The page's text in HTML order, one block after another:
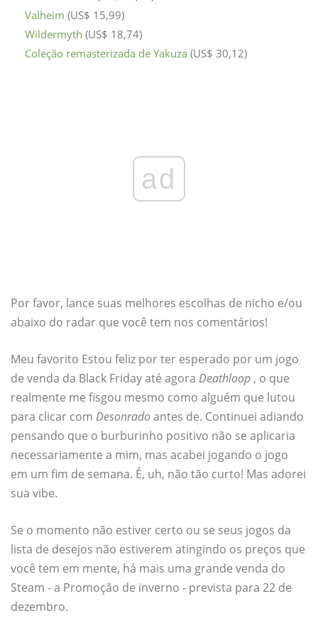
Valheim (US$ 15,99)
Wildermyth (US$ 18,74)
Coleção remasterizada de Yakuza (US$ 30,12)
ad
Por favor, lance suas melhores escolhas de nicho e/ou
abaixo do radar que você tem nos comentários!
Meu favorito Estou feliz por ter esperado por um jogo
de venda da Black Friday até agora Deathloop , o que
realmente me fisgou mesmo como alguém que lutou
para clicar com Desonradoantes de. Continuei adiando
pensando que o burburinho positivo não se aplicaria
necessariamente a mim, mas acabei jogando o jogo
em um fim de semana. É, uh, não tão curto! Mas adorei
sua vibe.
Se o momento não estiver certo ou se seus jogos da
lista de desejos não estiverem atingindo os preços que
você tem em mente, há mais uma grande venda do
Steam - a Promoção de inverno - prevista para 22 de
dezembro.